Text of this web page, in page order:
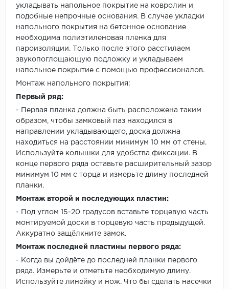
укладывать напольное покрытие на ковролин и
подобные непрочные основания. В случае укладки
напольного покрытия на бетонное основание
необходима полиэтиленовая пленка для
пароизоляции. Только после этого расстилаем
звукопоглощающую подложку и укладываем
напольное покрытие с помощью профессионалов.
Монтаж напольного покрытия:
Первый ряд:
- Первая планка должна быть расположена таким
образом, чтобы замковый паз находился в
направлении укладывающего, доска должна
находиться на расстоянии минимум 10 мм от стены.
Используйте колышки для удобства фиксации. В
конце первого ряда оставьте расширительный зазор
минимум 10 мм с торца и измерьте длину последней
планки.
Монтаж второй и последующих пластин:
- Под углом 15-20 градусов вставьте торцевую часть
монтируемой доски в торцевую часть предыдущей.
Аккуратно защёлкните замок.
Монтаж последней пластины первого ряда:
- Когда вы дойдёте до последней планки первого
ряда. Измерьте и отметьте необходимую длину.
Используйте линейку и нож. Что бы сделать насечки